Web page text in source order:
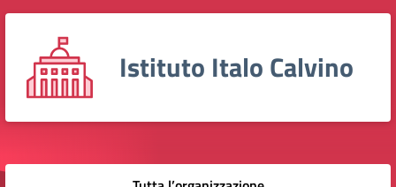
Istituto Italo Calvino